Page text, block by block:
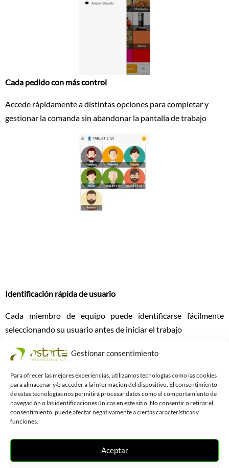
Gestionar consentimiento
Para ofrecer las mejores experiencias, utilizamos tecnologías como las cookies
para almacenar y/o acceder a la información del dispositivo. El consentimiento
de estas tecnologías nos permitirá procesar datos como el comportamiento de
navegación o las identificaciones únicas en este sitio. No consentir o retirar el
consentimiento, puede afectar negativamente a ciertas características y
funciones.
Aceptar
Cada pedido con más control
Accede rápidamente a distintas opciones para completar y
gestionar la comanda sin abandonar la pantalla de trabajo
Identificación rápida de usuario
Cada miembro de equipo puede identificarse fácilmente
seleccionando su usuario antes de iniciar el trabajo
Compatible con MAîTRE Serie 6 y MAîTRE Serie 7